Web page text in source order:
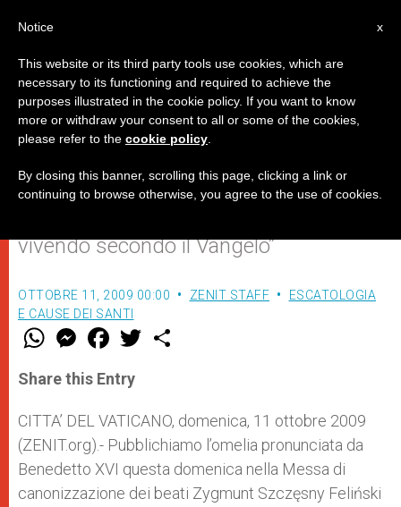
Omelia nella Messa di
canonizzazione di cinque beati
vivendo secondo il Vangelo”
OTTOBRE 11, 2009 00:00 ZENIT STAFF
ESCATOLOGIA
E CAUSE DEI SANTI
W
t
s
p
p
M
e
s
e
g
e
r
F
a
e
b
o
k
w
r
Share this Entry
CITTA’ DEL VATICANO, domenica, 11 ottobre 2009
(ZENIT.org).- Pubblichiamo l’omelia pronunciata da
Benedetto XVI questa domenica nella Messa di
canonizzazione dei beati Zygmunt Szczęsny Feliński
x
Notice
This website or its third party tools use cookies, which are
necessary to its functioning and required to achieve the
purposes illustrated in the cookie policy. If you want to know
more or withdraw your consent to all or some of the cookies,
please refer to the cookie policy
By closing this banner, scrolling this page, clicking a link or
continuing to browse otherwise, you agree to the use of cookies.